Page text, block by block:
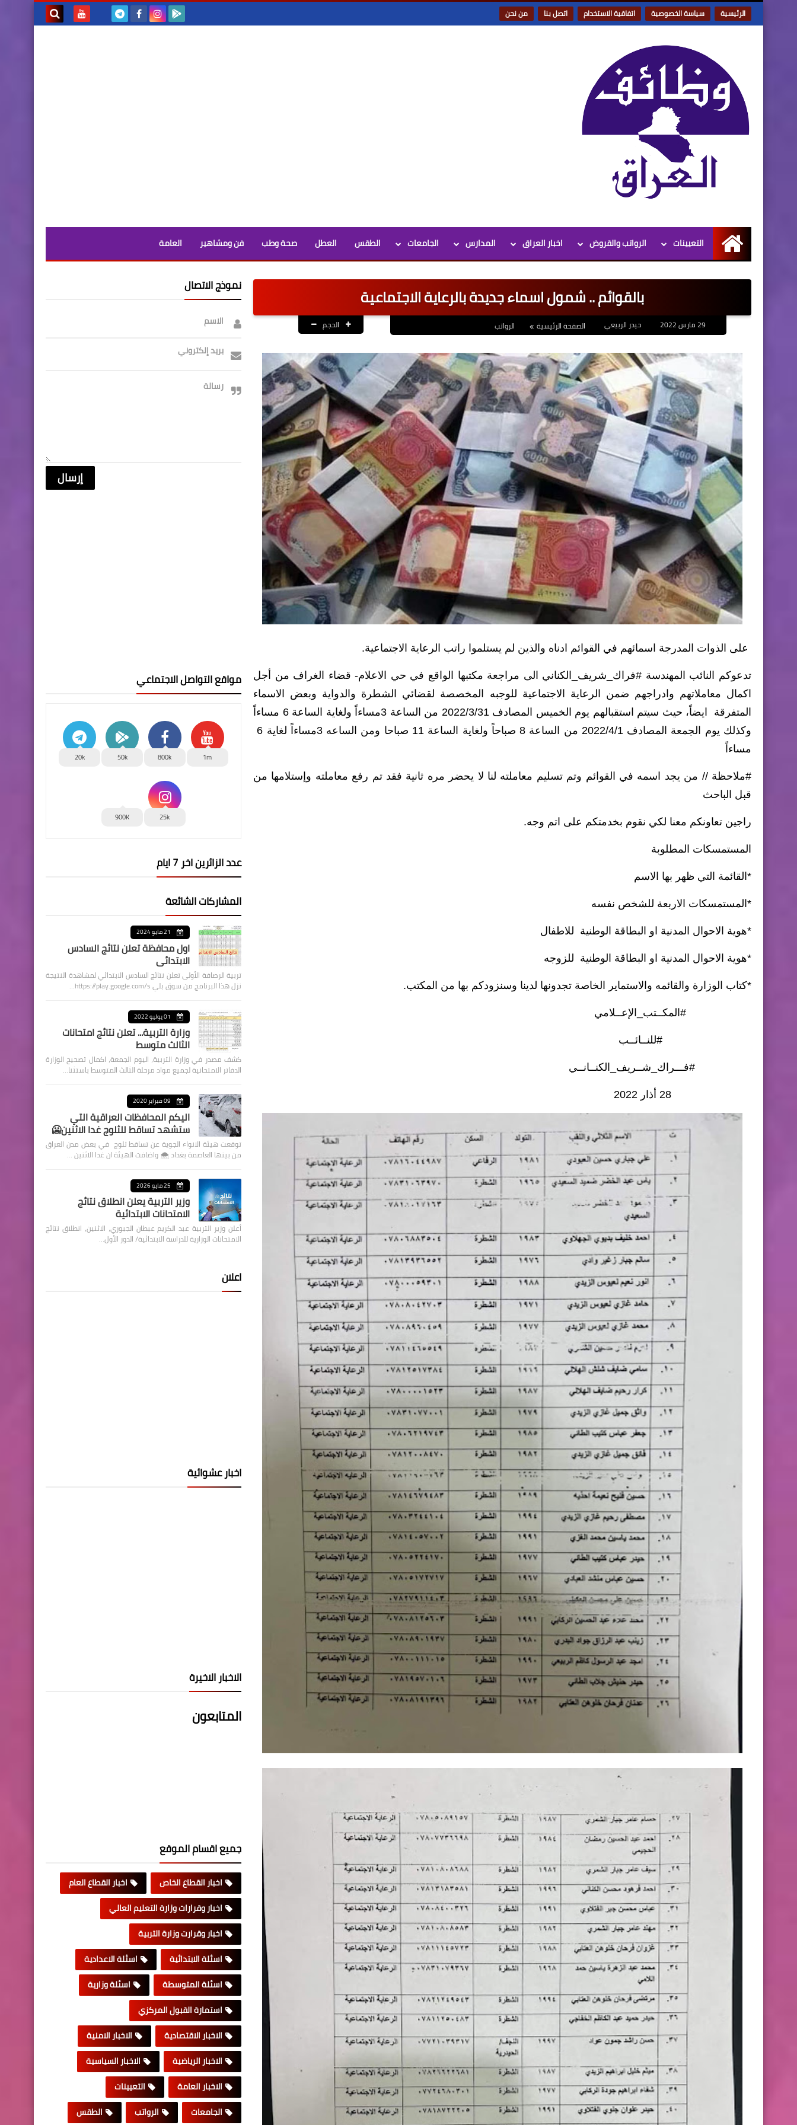
الرئيسية سياسة الخصوصية اتفاقية الاستخدام اتصل بنا من نحن
الرئيسية
التعيينات الرواتب والقروض اخبار العراق المدارس الجامعات الطقس العطل صحة وطب فن ومشاهير العامة
بالقوائم .. شمول اسماء جديدة بالرعاية الاجتماعية
حيدر الربيعي الصفحة الرئيسية الرواتب الحجم
على الذوات المدرجة اسمائهم في القوائم ادناه والذين لم يستلموا راتب الرعاية الاجتماعية.
تدعوكم النائب المهندسة #فراك_شريف_الكناني الى مراجعة مكتبها الواقع في حي الاعلام- قضاء الغراف من أجل
اكمال معاملاتهم وادراجهم ضمن الرعاية الاجتماعية للوجبه المخصصة لقضائي الشطرة والدواية وبعض الاسماء
المتفرقة ايضاً، حيث سيتم استقبالهم يوم الخميس المصادف 2022/3/31 من الساعة 3مساءاً ولغاية الساعة 6 مساءاً
مساءاً
#ملاحظة // من يجد اسمه في القوائم وتم تسليم معاملته لنا لا يحضر مره ثانية فقد تم رفع معاملته وإستلامها من
قبل الباحث
راجين تعاونكم معنا لكي نقوم بخدمتكم على اتم وجه.
المستمسكات المطلوبة
*القائمة التي ظهر بها الاسم
*المستمسكات الاربعة للشخص نفسه
*هوية الاحوال المدنية او البطاقة الوطنية للاطفال
*هوية الاحوال المدنية او البطاقة الوطنية للزوجه
*كتاب الوزارة والقائمه والاستماير الخاصة تجدونها لدينا وسنزودكم بها من المكتب.
#المكــتب_الإعــلامي
#للنــائــب
#فـــراك_شــريف_الكنــانــي
نموذج الاتصال
الاسم
بريد إلكتروني
رسالة
مواقع التواصل الاجتماعي
1m
800k
50k
20k
25k
900K
عدد الزائرين اخر 7 ايام
المشاركات الشائعة
21 مايو 2024
اول محافظة تعلن نتائج السادس
الابتدائي
تربية الرصافة الأولى تعلن نتائج السادس الابتدائي لمشاهدة النتيجة
نزل هذا البرنامج من سوق بلي https://play.google.com/s…
01 يوليو 2022
وزارة التربية... تعلن نتائج امتحانات
الثالث متوسط
كشف مصدر في وزارة التربية، اليوم الجمعة، اكمال تصحيح الوزارة
الدفاتر الامتحانية لجميع مواد مرحلة الثالث المتوسط باستثنا…
09 فبراير 2020
اليكم المحافظات العراقية التي
ستشهد تساقط للثلوج غدا الاثنين🥶
توقعت هيئة الانواء الجوية عن تساقط ثلوج في بعض مدن العراق
من بينها العاصمة بغداد ⁦🌨️⁩ واضافت الهيئة ان غدا الاثنين …
25 مايو 2026
وزير التربية يعلن انطلاق نتائج
الامتحانات الابتدائية
أعلن وزير التربية عبد الكريم عبطان الجبوري، الاثنين، انطلاق نتائج
الامتحانات الوزارية للدراسة الابتدائية/ الدور الأول…
اعلان
اخبار عشوائية
الاخبار الاخيرة
المتابعون
جميع اقسام الموقع
اخبار القطاع الخاص
اخبار القطاع العام
اخبار وقرارات وزارة التعليم العالي
اخبار وقرارت وزارة التربية
اسئلة الابتدائية
اسئلة الاعدادية
اسئلة المتوسطة
اسئلة وزارية
استمارة القبول المركزي
الاخبار الاقتصادية
الاخبار الامنية
الاخبار الرياضية
الاخبار السياسية
الاخبار العامة
التعيينات
الجامعات
الرواتب الطقس